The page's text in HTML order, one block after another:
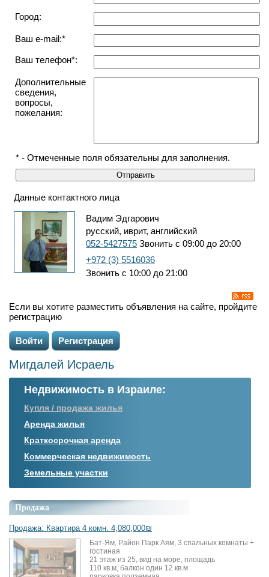
Город:
Ваш e-mail:*
Ваш телефон*:
Дополнительные
сведения,
вопросы,
пожелания:
* - Отмеченные поля обязательны для заполнения.
Данные контактного лица
Вадим Эдгарович
русский, иврит, английский
052-5427575 Звонить с 09:00 до 20:00
+972 (3) 5516036
Звонить с 10:00 до 21:00
Если вы хотите разместить объявления на сайте, пройдите
регистрацию
Войти Регистрация
Мигдалей Исраель
Недвижимость в Израиле:
Купля / продажа жилья
Аренда жилья
Краткосрочная аренда
Коммерческая недвижимость
Земельные участки
Продажа
Продажа: Квартира 4 комн. 4,080,000₪
Бат-Ям, Район Парк Аям, 3 спальных комнаты +
гостиная
21 этаж из 25, вид на море, площадь
110 кв.м, балкон один 12 кв.м